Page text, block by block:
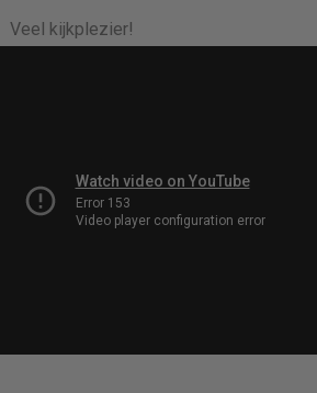
Veel kijkplezier!